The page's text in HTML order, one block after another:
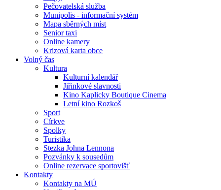
Pečovatelská služba
Munipolis - informační systém
Mapa sběrných míst
Senior taxi
Online kamery
Krizová karta obce
Volný čas
Kultura
Kulturní kalendář
Jiřinkové slavnosti
Kino Kaplicky Boutique Cinema
Letní kino Rozkoš
Sport
Církve
Spolky
Turistika
Stezka Johna Lennona
Pozvánky k sousedům
Online rezervace sportovišť
Kontakty
Kontakty na MÚ